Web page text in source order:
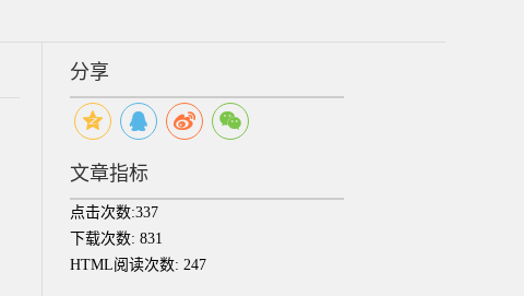
分享
文章指标
点击次数:337
下载次数: 831
HTML阅读次数: 247